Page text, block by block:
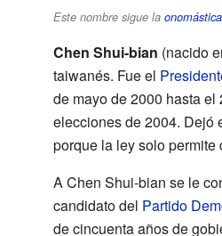
Este nombre sigue la
Chen Shui-bian (nacido
taiwanés. Fue el
de mayo de 2000 hasta
elecciones de 2004. Dejó
porque la ley solo permite
A Chen Shui-bian se le
candidato del Partido
de cincuenta años de